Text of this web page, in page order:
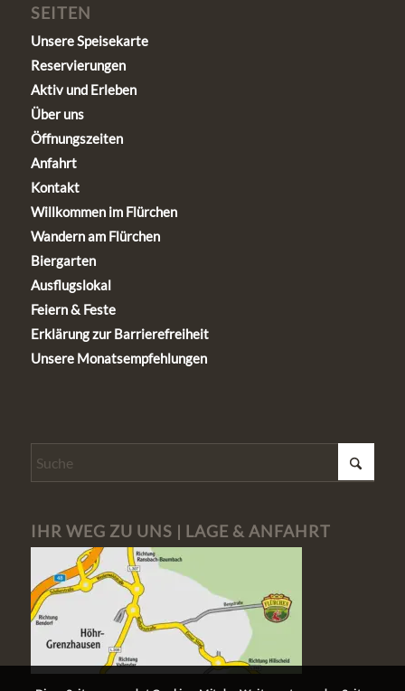
SEITEN
Unsere Speisekarte
Reservierungen
Aktiv und Erleben
Über uns
Öffnungszeiten
Anfahrt
Kontakt
Willkommen im Flürchen
Wandern am Flürchen
Biergarten
Ausflugslokal
Feiern & Feste
Erklärung zur Barrierefreiheit
Unsere Monatsempfehlungen
IHR WEG ZU UNS | LAGE & ANFAHRT